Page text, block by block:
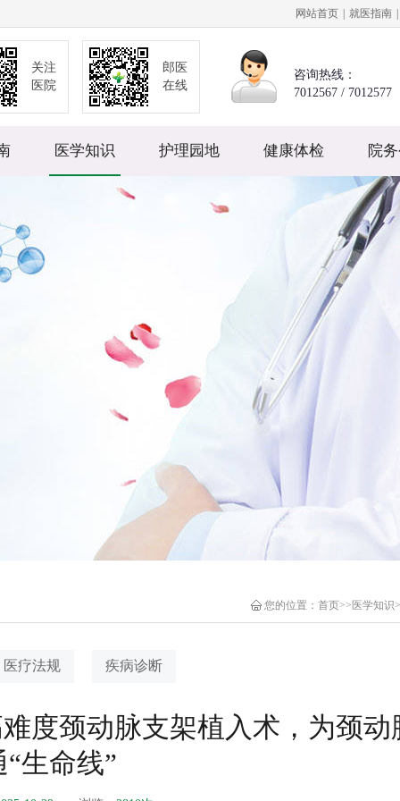
网站首页 就医指南
关注
医院
郎医
在线
咨询热线：
7012567 / 7012577
医学知识 护理园地 健康体检 院
您的位置： 首页>> 医学知识
医疗法规 疾病诊断
度颈动脉支架植入术，为颈动
生命线”